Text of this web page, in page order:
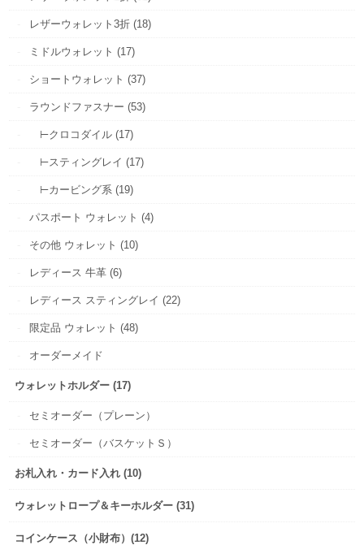
レザーウォレット3折 (18)
ミドルウォレット (17)
ショートウォレット (37)
ラウンドファスナー (53)
⊢クロコダイル (17)
⊢スティングレイ (17)
⊢カービング系 (19)
パスポート ウォレット (4)
その他 ウォレット (10)
レディース 牛革 (6)
レディース スティングレイ (22)
限定品 ウォレット (48)
オーダーメイド
ウォレットホルダー (17)
セミオーダー（プレーン）
セミオーダー（バスケットＳ）
お札入れ・カード入れ (10)
ウォレットロープ＆キーホルダー (31)
コインケース（小財布）(12)